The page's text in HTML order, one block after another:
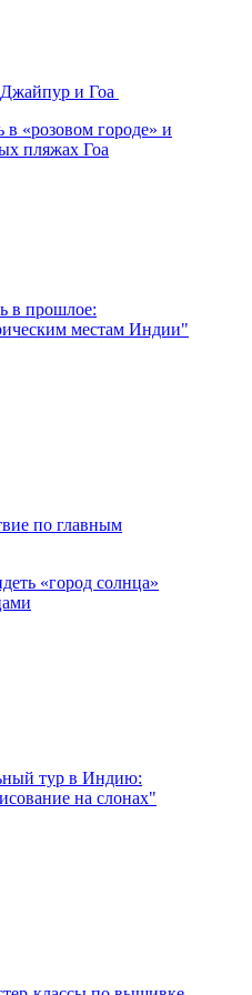
и Гоа
«розовом городе» и
пляжах Гоа
по главным
«город солнца»